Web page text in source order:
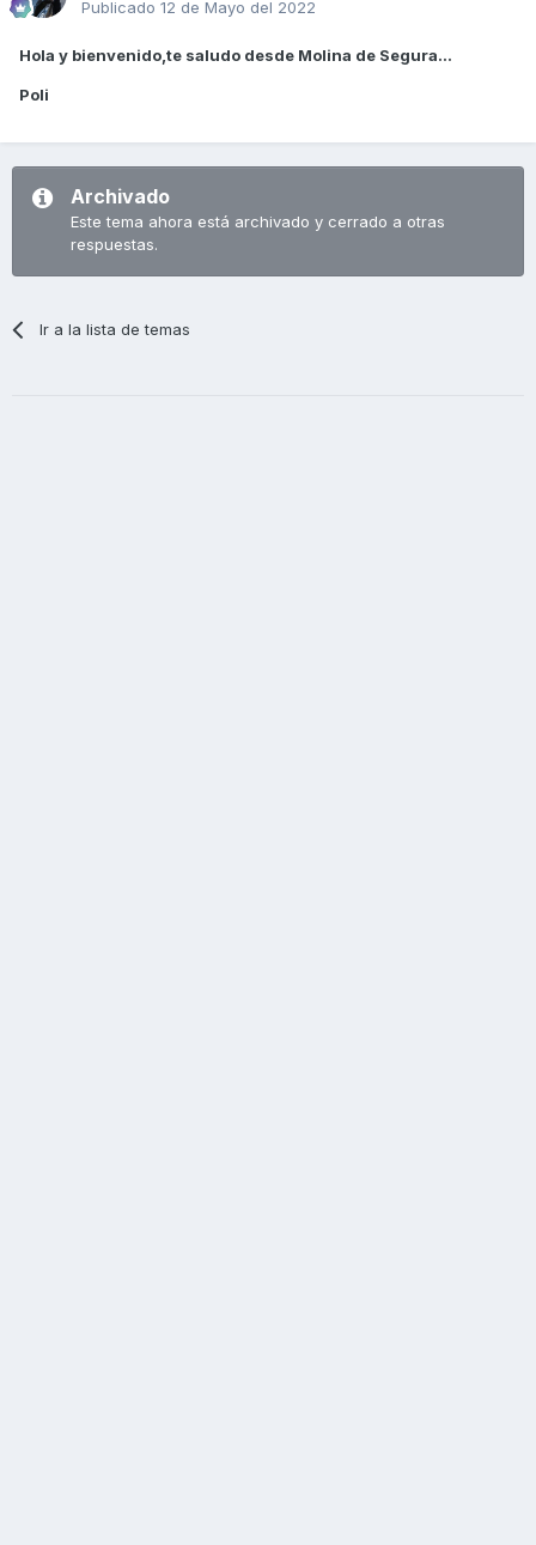
Publicado 12 de Mayo del 2022
Hola y bienvenido,te saludo desde Molina de Segura...
Poli
Archivado
Este tema ahora está archivado y cerrado a otras
respuestas.
Ir a la lista de temas